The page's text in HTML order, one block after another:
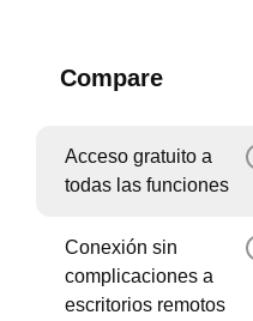
Compare
Acceso gratuito a
todas las funciones
Conexión sin
complicaciones a
escritorios remotos